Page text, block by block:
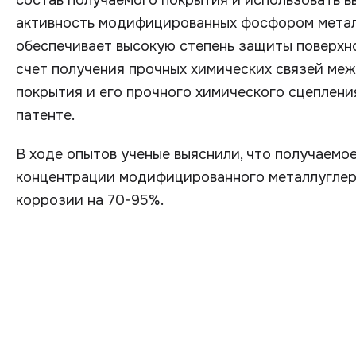
активность модифицированных фосфором
обеспечивает высокую степень защиты
счет получения прочных химических связей
покрытия и его прочного химического
патенте.
В ходе опытов ученые выяснили, что
концентрации модифицированного
коррозии на 70-95%.